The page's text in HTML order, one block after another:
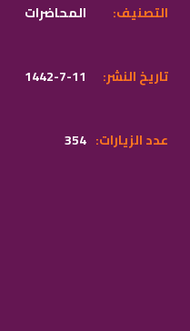
المحاضرات :التصنيف
1442-7-11 :تاريخ النشر
354 :عدد الزيارات